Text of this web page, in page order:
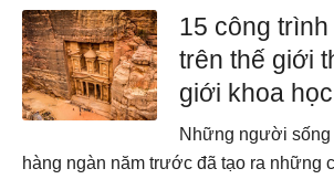
15 công
trên thế giới
giới khoa học
Những người
hàng ngàn năm trước đã tạo ra những